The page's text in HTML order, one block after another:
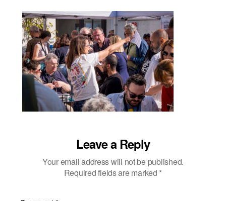
Leave a Reply
Your email address will not be published.
Required fields are marked *